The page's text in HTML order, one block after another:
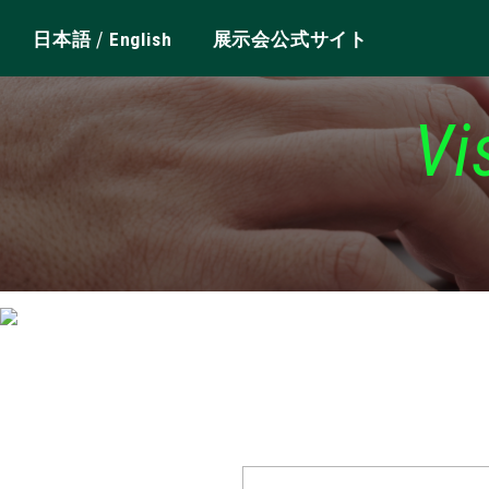
日本語/ English 展示会公式サイト